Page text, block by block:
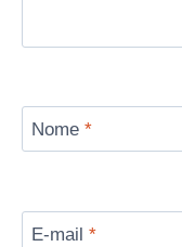
Nome *
E-mail *